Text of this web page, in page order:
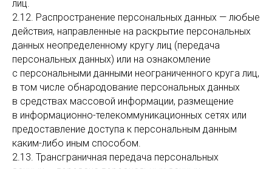
лиц.
2.12. Распространение персональных данных — любые
действия, направленные на раскрытие персональных
данных неопределенному кругу лиц (передача
персональных данных) или на ознакомление
с персональными данными неограниченного круга лиц,
в том числе обнародование персональных данных
в средствах массовой информации, размещение
в информационно-телекоммуникационных сетях или
предоставление доступа к персональным данным
каким-либо иным способом.
2.13. Трансграничная передача персональных